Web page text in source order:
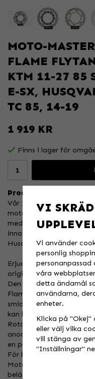
MOTO-
FLAME
KTM 11-27 85
E-SX,
TC 85, 14-19
1 919 KR
Finns i lager för
Produktbeskrivning:
Vår 260 mm FLAME-
motocrossförare som
med en inre bärare i
innovativa FLAME-
Husqvarna från 2014
Erjuder en
original.
Den lätta designen ger
Flame-designen erbjuder
smidig och mer
kan bromsa hårdare.
Rotorn har en billet
anodiserad flytande
en precisionsslipad,
För bästa prestanda
Moto-Master
VI
Vi använder
personlig
personanpassad
våra
detta ändamål
användarna,
enheter.
Klicka på "Okej"
eller välj vilka
vill stänga av
"Inställningar"